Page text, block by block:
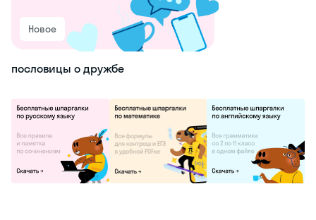
Новое
пословицы о дружбе